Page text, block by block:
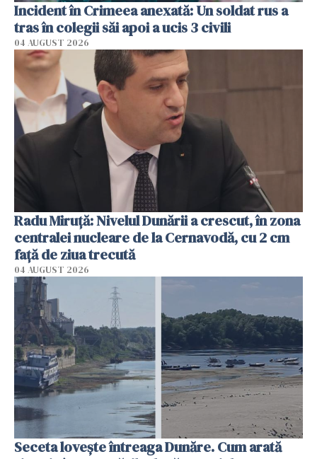
Incident în Crimeea anexată: Un soldat rus a
tras în colegii săi apoi a ucis 3 civili
04 AUGUST 2026
Radu Miruţă: Nivelul Dunării a crescut, în zona
centralei nucleare de la Cernavodă, cu 2 cm
faţă de ziua trecută
04 AUGUST 2026
Seceta lovește întreaga Dunăre. Cum arată